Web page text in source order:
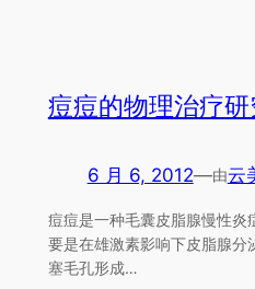
痘痘的物理治疗
6 月 6, 2012—由云
痘痘是一种毛囊皮脂腺慢性炎
要是在雄激素影响下皮脂腺分
塞毛孔形成…